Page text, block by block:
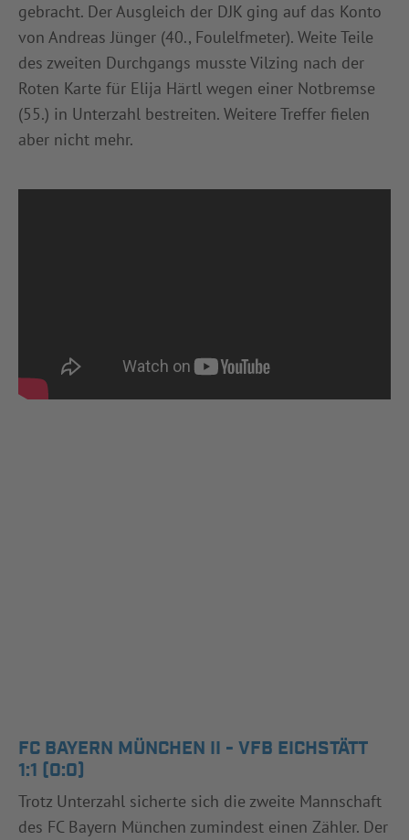
gebracht. Der Ausgleich der DJK ging auf das Konto
von Andreas Jünger (40., Foulelfmeter). Weite Teile
des zweiten Durchgangs musste Vilzing nach der
Roten Karte für Elija Härtl wegen einer Notbremse
(55.) in Unterzahl bestreiten. Weitere Treffer fielen
aber nicht mehr.
FC BAYERN MÜNCHEN II - VFB EICHSTÄTT
1:1 (0:0)
Trotz Unterzahl sicherte sich die zweite Mannschaft
des FC Bayern München zumindest einen Zähler. Der